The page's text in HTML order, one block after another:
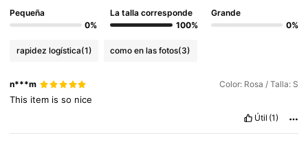
Pequeña
0%
La talla corresponde
100%
Grande
0%
rapidez logística(1) como en las fotos(3)
n***m Color: Rosa / Talla: S
This item isso nice
Útil (1)